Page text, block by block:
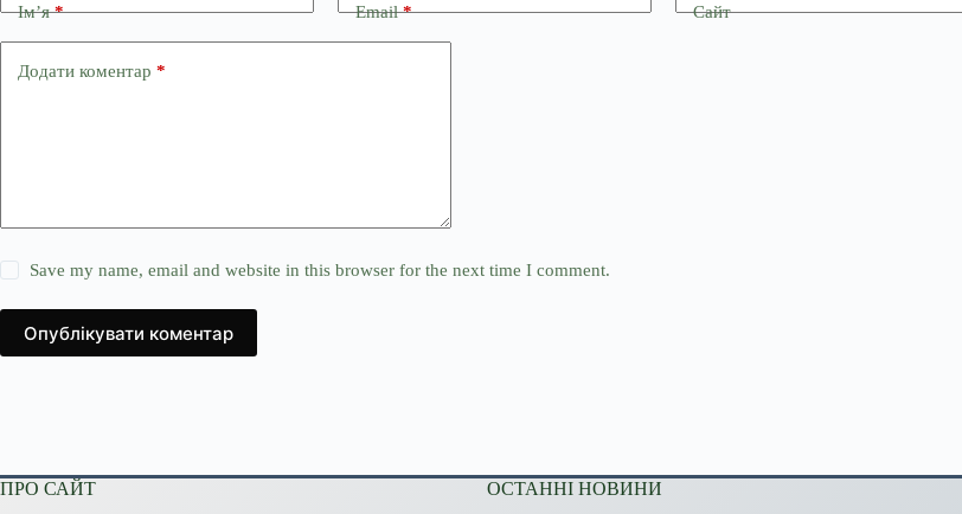
Ім’я* Email* Сайт
Додати коментар *
Save my name, email and website in this browser for the next time I comment.
Опублікувати коментар
ПРО САЙТ ОСТАННІ НОВИНИ